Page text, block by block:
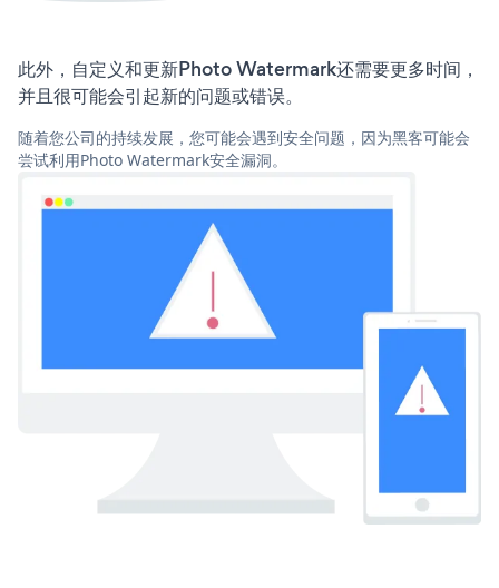
此外，自定义和更新Photo Watermark还需要更多时间，
并且很可能会引起新的问题或错误。
随着您公司的持续发展，您可能会遇到安全问题，因为黑客可能会
尝试利用Photo Watermark安全漏洞。